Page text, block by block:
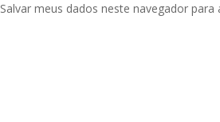
Salvar meus dados neste navegador